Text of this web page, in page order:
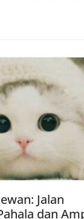
Jalan
dan